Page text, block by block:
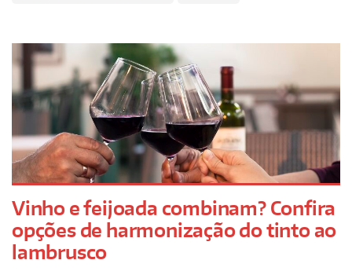
Vinho e feijoada combinam? Confira
opções de harmonização do tinto ao
lambrusco